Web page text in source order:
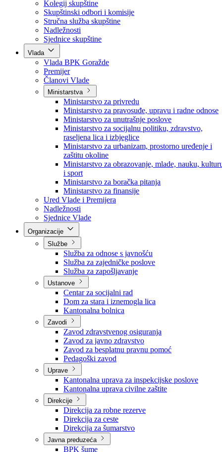
Rukovodstvo
Poslanici po strankama
Poslanici po klubovima naroda
Kolegij skupštine
Skupštinski odbori i komisije
Stručna služba skupštine
Nadležnosti
Sjednice skupštine
Vlada
Vlada BPK Goražde
Premijer
Članovi Vlade
Ministarstva
Ministarstvo za privredu
Ministarstvo za pravosuđe, upravu i radne odnose
Ministarstvo za unutrašnje poslove
Ministarstvo za socijalnu politiku, zdravstvo,
raseljena lica i izbjeglice
Ministarstvo za urbanizam, prostorno uređenje i
zaštitu okoline
Ministarstvo za obrazovanje, mlade, nauku,
i sport
Ministarstvo za boračka pitanja
Ministarstvo za finansije
Ured Vlade i Premijera
Nadležnosti
Sjednice Vlade
Službe
Služba za odnose s javnošću
Služba za zajedničke poslove
Služba za zapošljavanje
Ustanove
Centar za socijalni rad
Dom za stara i iznemogla lica
Kantonalna bolnica
Zavodi
Zavod zdravstvenog osiguranja
Zavod za javno zdravstvo
Zavod za besplatnu pravnu pomoć
Pedagoški zavod
Uprave
Kantonalna uprava za inspekcijske poslove
Kantonalna uprava civilne zaštite
Direkcije
Direkcija za robne rezerve
Direkcija za ceste